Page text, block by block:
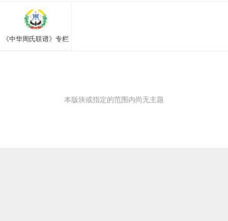
《中华周氏联谱》专栏
本版块或指定的范围内尚无主题